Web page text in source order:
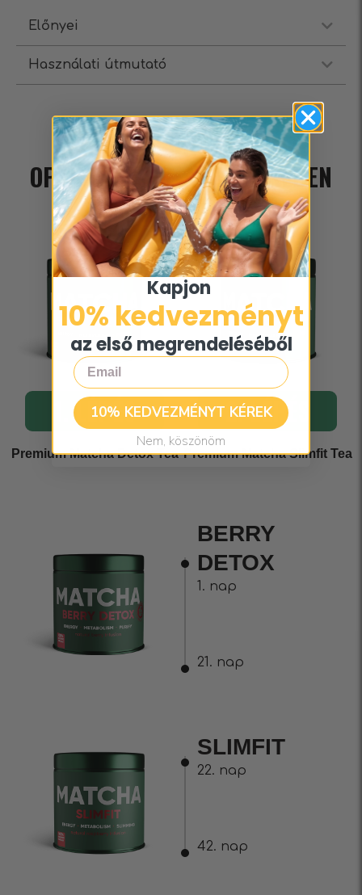
Előnyei
Használati útmutató
42 NAPOS PROGRAM AZ
OPTIMÁLIS HATÁS ÉRDEKÉBEN
100%-ban természetes átalakulás
1. LÉPÉS
Premium Matcha Detox Tea
2. LÉPÉS
Premium Matcha Slimfit Tea
BERRY
DETOX
1. nap
21. nap
SLIMFIT
22. nap
42. nap
Kapjon ​
10% kedvezményt​
az első megrendeléséből
Email
10% KEDVEZMÉNYT KÉREK
Nem, köszönöm